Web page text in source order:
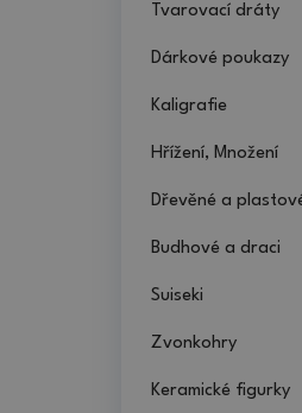
Tvarovací dráty
Dárkové poukazy
Kaligrafie
Hřížení, Množení
Dřevěné a
Budhové a draci
Suiseki
Zvonkohry
Keramické figurky